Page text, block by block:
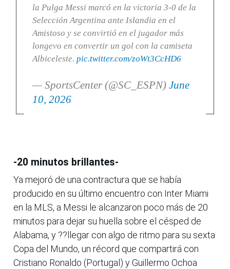
la Pulga Messi marcó en la victoria 3-0 de la
Selección Argentina ante Islandia en el
Amistoso y se convirtió en el jugador más
longevo en convertir un gol con la camiseta
Albiceleste. pic.twitter.com/zoWt3CcHD6
— SportsCenter (@SC_ESPN) June
10, 2026
-20 minutos brillantes-
Ya mejoró de una contractura que se había
producido en su último encuentro con Inter Miami
en la MLS, a Messi le alcanzaron poco más de 20
minutos para dejar su huella sobre el césped de
Alabama, y ??llegar con algo de ritmo para su sexta
Copa del Mundo, un récord que compartirá con
Cristiano Ronaldo (Portugal) y Guillermo Ochoa